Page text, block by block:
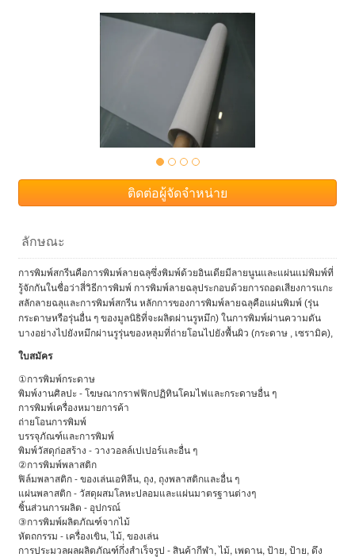
ติดต่อผู้จัดจำหน่าย
ลักษณะ
การพิมพ์สกรีนคือการพิมพ์ลายฉลุซึ่งพิมพ์ด้วยอินเดียมีลายนูนและแผ่นแม่พิมพ์ที่
รู้จักกันในชื่อว่าสี่วิธีการพิมพ์ การพิมพ์ลายฉลุประกอบด้วยการถอดเสียงการแกะ
สลักลายฉลุและการพิมพ์สกรีน หลักการของการพิมพ์ลายฉลุคือแผ่นพิมพ์ (รุ่น
กระดาษหรือรุ่นอื่น ๆ ของมูลนิธิที่จะผลิตผ่านรูหมึก) ในการพิมพ์ผ่านความดัน
บางอย่างไปยังหมึกผ่านรูรุ่นของหลุมที่ถ่ายโอนไปยังพื้นผิว (กระดาษ , เซรามิค),
ใบสมัคร
①การพิมพ์กระดาษ
พิมพ์งานศิลปะ - โฆษณากราฟฟิกปฏิทินโคมไฟและกระดาษอื่น ๆ
การพิมพ์เครื่องหมายการค้า
ถ่ายโอนการพิมพ์
บรรจุภัณฑ์และการพิมพ์
พิมพ์วัสดุก่อสร้าง - วางวอลล์เปเปอร์และอื่น ๆ
②การพิมพ์พลาสติก
ฟิล์มพลาสติก - ของเล่นเอทิลีน, ถุง, ถุงพลาสติกและอื่น ๆ
แผ่นพลาสติก - วัสดุผสมโลหะปลอมและแผ่นมาตรฐานต่างๆ
ชิ้นส่วนการผลิต - อุปกรณ์
③การพิมพ์ผลิตภัณฑ์จากไม้
หัตถกรรม - เครื่องเขิน, ไม้, ของเล่น
การประมวลผลผลิตภัณฑ์กึ่งสำเร็จรูป - สินค้ากีฬา, ไม้, เพดาน, ป้าย, ป้าย, ดึง